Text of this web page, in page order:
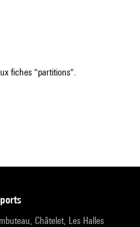
fiches "partitions".
Châtelet, Les Halles